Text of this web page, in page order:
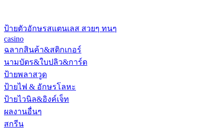
ป้ายตัวอักษรสแตนเลส สวยๆ ทนๆ
casino
ฉลากสินค้า&สติกเกอร์
นามบัตร&ใบปลิว&การ์ด
ป้ายพลาสวูด
ป้ายไฟ & อักษรโลหะ
ป้ายไวนิล&อิงค์เจ็ท
ผลงานอื่นๆ
สกรีน